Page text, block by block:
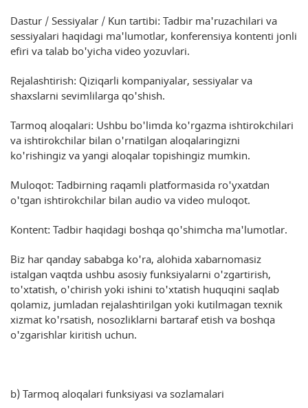
Dastur / Sessiyalar / Kun tartibi: Tadbir ma'ruzachilari va
sessiyalari haqidagi ma'lumotlar, konferensiya kontenti jonli
efiri va talab bo'yicha video yozuvlari.
Rejalashtirish: Qiziqarli kompaniyalar, sessiyalar va
shaxslarni sevimlilarga qo'shish.
Tarmoq aloqalari: Ushbu bo'limda ko'rgazma ishtirokchilari
va ishtirokchilar bilan o'rnatilgan aloqalaringizni
ko'rishingiz va yangi aloqalar topishingiz mumkin.
Muloqot: Tadbirning raqamli platformasida ro'yxatdan
o'tgan ishtirokchilar bilan audio va video muloqot.
Kontent: Tadbir haqidagi boshqa qo'shimcha ma'lumotlar.
Biz har qanday sababga ko'ra, alohida xabarnomasiz
istalgan vaqtda ushbu asosiy funksiyalarni o'zgartirish,
to'xtatish, o'chirish yoki ishini to'xtatish huquqini saqlab
qolamiz, jumladan rejalashtirilgan yoki kutilmagan texnik
xizmat ko'rsatish, nosozliklarni bartaraf etish va boshqa
o'zgarishlar kiritish uchun.
b) Tarmoq aloqalari funksiyasi va sozlamalari